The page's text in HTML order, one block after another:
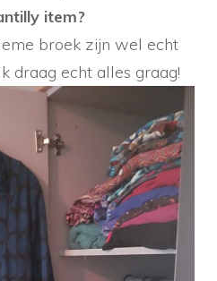
item?
broek zijn wel echt
draag echt alles graag!